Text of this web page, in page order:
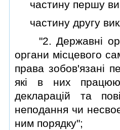
частину першу
частину другу
"2. Державнi
органи мiсцевого
права зобов'язанi
якi в них
декларацiй та
неподання чи
ним порядку";